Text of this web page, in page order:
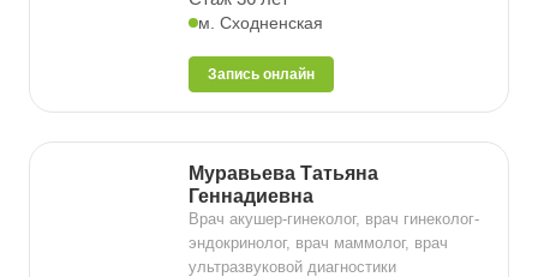
м. Сходненская
Запись онлайн
Муравьева Татьяна
Геннадиевна
Врач акушер-гинеколог, врач гинеколог-
эндокринолог, врач маммолог, врач
ультразвуковой диагностики